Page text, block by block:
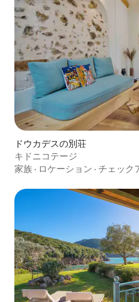
ドウカデスの別荘
キドニコテージ
家族 · ロケーション · チェック